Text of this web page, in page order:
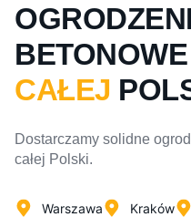
CAŁEJ
Dostarczamy solidne
całej Polski.
Warszawa Kraków